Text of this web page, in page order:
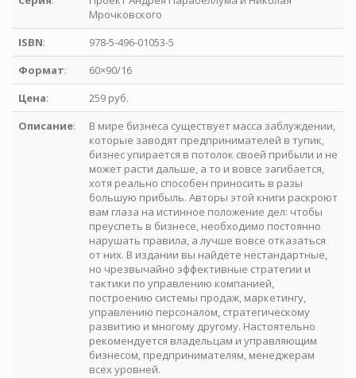
Мрочковского
ISBN:
978-5-496-01053-5
Формат:
60×90/16
Цена:
259 руб.
Описание:
В мире бизнеса существует масса заблуждении,
которые заводят предпринимателей в тупик,
бизнес упирается в потолок своей прибыли и не
может расти дальше, а то и вовсе загибается,
хотя реально способен приносить в разы
большую прибыль. Авторы этой книги раскроют
вам глаза на истинное положение дел: чтобы
преуспеть в бизнесе, необходимо постоянно
нарушать правила, а лучше вовсе отказаться
от них. В издании вы найдёте нестандартные,
но чрезвычайно эффективные стратегии и
тактики по управлению компанией,
построению системы продаж, маркетингу,
управлению персоналом, стратегическому
развитию и многому другому. Настоятельно
рекомендуется владельцам и управляющим
бизнесом, предпринимателям, менеджерам
всех уровней.